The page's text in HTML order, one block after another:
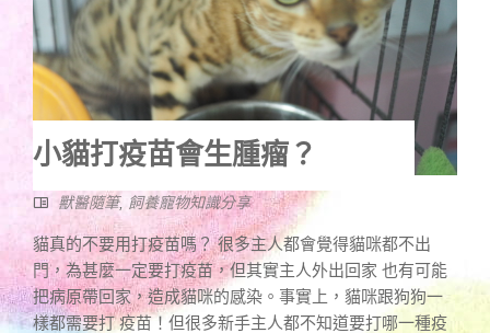
小貓打疫苗會生腫瘤？
獸醫隨筆, 飼養寵物知識分享
貓真的不要用打疫苗嗎？ 很多主人都會覺得貓咪都不出
門，為甚麼一定要打疫苗，但其實主人外出回家 也有可能
把病原帶回家，造成貓咪的感染。事實上，貓咪跟狗狗一
樣都需要打 疫苗！但很多新手主人都不知道要打哪一種疫